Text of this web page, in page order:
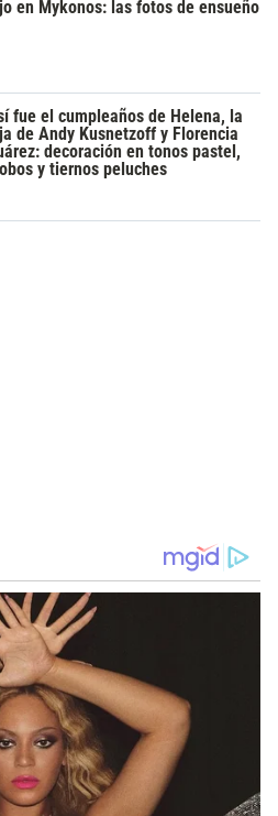
en Mykonos: las fotos de ensueño
fue el cumpleaños de Helena, la
de Andy Kusnetzoff y Florencia
decoración en tonos pastel,
y tiernos peluches